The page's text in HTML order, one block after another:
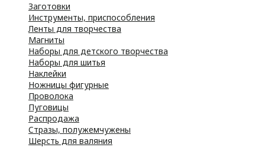
Заготовки
Инструменты, приспособления
Ленты для творчества
Магниты
Наборы для детского творчества
Наборы для шитья
Наклейки
Ножницы фигурные
Проволока
Пуговицы
Распродажа
Стразы, полужемчужены
Шерсть для валяния